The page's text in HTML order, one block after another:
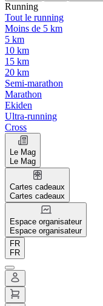
Running
Tout le running
Moins de 5 km
5 km
10 km
15 km
20 km
Semi-marathon
Marathon
Ekiden
Ultra-running
Cross
Le Mag
Le Mag
Cartes cadeaux
Cartes cadeaux
Espace organisateur
Espace organisateur
FR
FR